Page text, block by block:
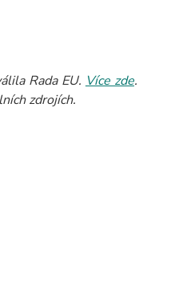
Rada EU. Více zde.
zdrojích.